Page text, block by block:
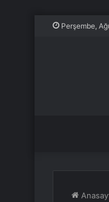
Perşembe,